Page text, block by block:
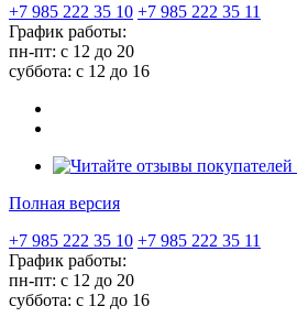
+7 985 222 35 10 +7 985 222 35 11
График работы:
пн-пт: с 12 до 20
суббота: c 12 до 16
Полная версия
+7 985 222 35 10 +7 985 222 35 11
График работы:
пн-пт: с 12 до 20
суббота: c 12 до 16